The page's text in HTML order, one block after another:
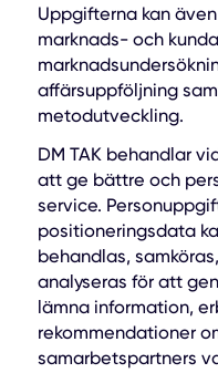
Uppgifterna kan
marknads- och
affärsuppföljning
metodutveckling.
DM TAK behandlar
att ge bättre och
service.
positioneringsdata
behandlas,
analyseras för att
lämna information,
rekommendationer
samarbetspartners